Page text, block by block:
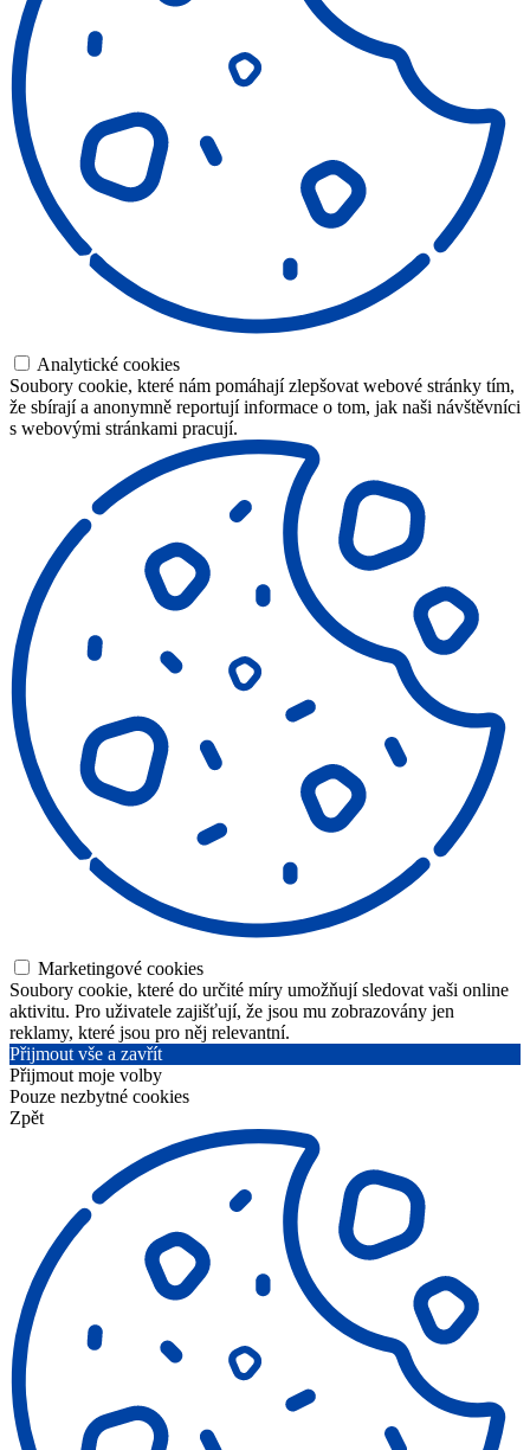
Analytické cookies
Soubory cookie, které nám pomáhají zlepšovat webové stránky tím,
že sbírají a anonymně reportují informace o tom, jak naši návštěvníci
s webovými stránkami pracují.
Marketingové cookies
Soubory cookie, které do určité míry umožňují sledovat vaši online
aktivitu. Pro uživatele zajišťují, že jsou mu zobrazovány jen
reklamy, které jsou pro něj relevantní.
Přijmout vše a zavřít
Přijmout moje volby
Pouze nezbytné cookies
Zpět